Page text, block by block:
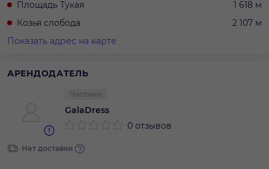
Площадь Тукая
1 618 м
Козья слобода
2 107 м
Показать адрес на карте
АРЕНДОДАТЕЛЬ
GalaDress
0 отзывов
Нет доставки